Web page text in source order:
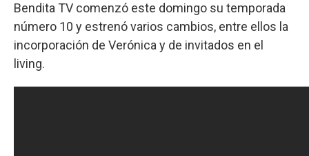
Bendita TV comenzó este domingo su temporada
número 10 y estrenó varios cambios, entre ellos la
incorporación de Verónica y de invitados en el
living.